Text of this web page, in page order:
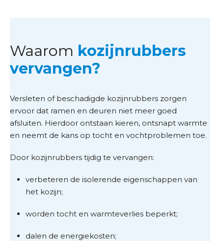
Waarom kozijnrubbers
vervangen?
Versleten of beschadigde kozijnrubbers zorgen
ervoor dat ramen en deuren niet meer goed
afsluiten. Hierdoor ontstaan kieren, ontsnapt warmte
en neemt de kans op tocht en vochtproblemen toe.
Door kozijnrubbers tijdig te vervangen:
verbeteren de isolerende eigenschappen van
het kozijn;
worden tocht en warmteverlies beperkt;
dalen de energiekosten;